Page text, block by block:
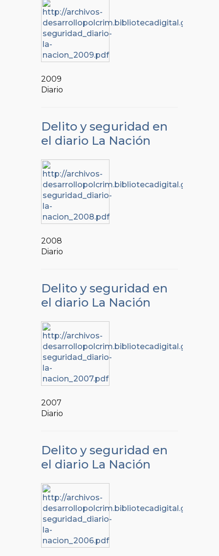
2009
Diario
Delito y seguridad en
el diario La Nación
2008
Diario
Delito y seguridad en
el diario La Nación
2007
Diario
Delito y seguridad en
el diario La Nación